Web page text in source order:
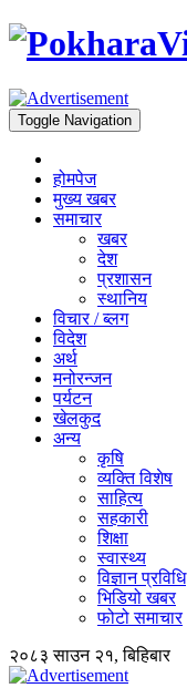
Toggle Navigation
होमपेज
मुख्य खबर
समाचार
खबर
देश
प्रशासन
स्थानिय
विचार / ब्लग
विदेश
अर्थ
मनोरन्जन
पर्यटन
खेलकुद
अन्य
कृषि
व्यक्ति विशेष
साहित्य
सहकारी
शिक्षा
स्वास्थ्य
विज्ञान प्रविधि
भिडियो खबर
फोटो समाचार
२०८३ साउन २१, बिहिबार